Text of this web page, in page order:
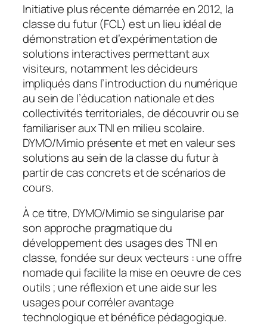
Initiative plus récente démarrée en 2012, la
classe du futur (FCL) est un lieu idéal de
démonstration et d’expérimentation de
solutions interactives permettant aux
visiteurs, notamment les décideurs
impliqués dans l’introduction du numérique
au sein de l’éducation nationale et des
collectivités territoriales, de découvrir ou se
familiariser aux TNI en milieu scolaire.
DYMO/Mimio présente et met en valeur ses
solutions au sein de la classe du futur à
partir de cas concrets et de scénarios de
cours.
À ce titre, DYMO/Mimio se singularise par
son approche pragmatique du
développement des usages des TNI en
classe, fondée sur deux vecteurs : une offre
nomade qui facilite la mise en oeuvre de ces
outils ; une réflexion et une aide sur les
usages pour corréler avantage
technologique et bénéfice pédagogique.